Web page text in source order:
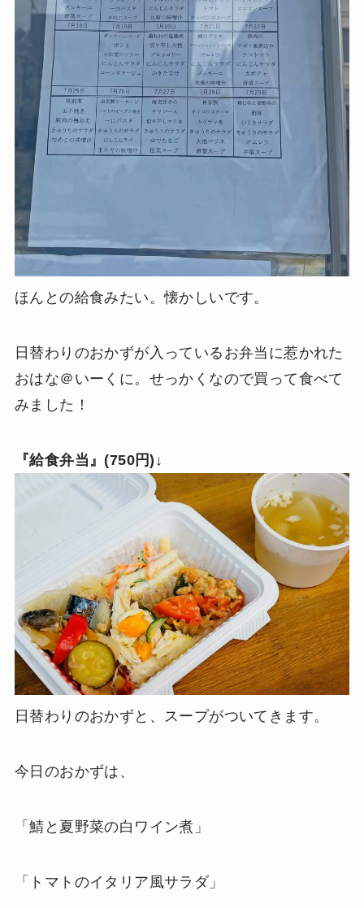
ほんとの給食みたい。懐かしいです。
日替わりのおかずが入っているお弁当に惹かれた
おはな＠いーくに。せっかくなので買って食べて
みました！
『給食弁当』(750円) ↓
日替わりのおかずと、スープがついてきます。
今日のおかずは、
「鯖と夏野菜の白ワイン煮」
「トマトのイタリア風サラダ」